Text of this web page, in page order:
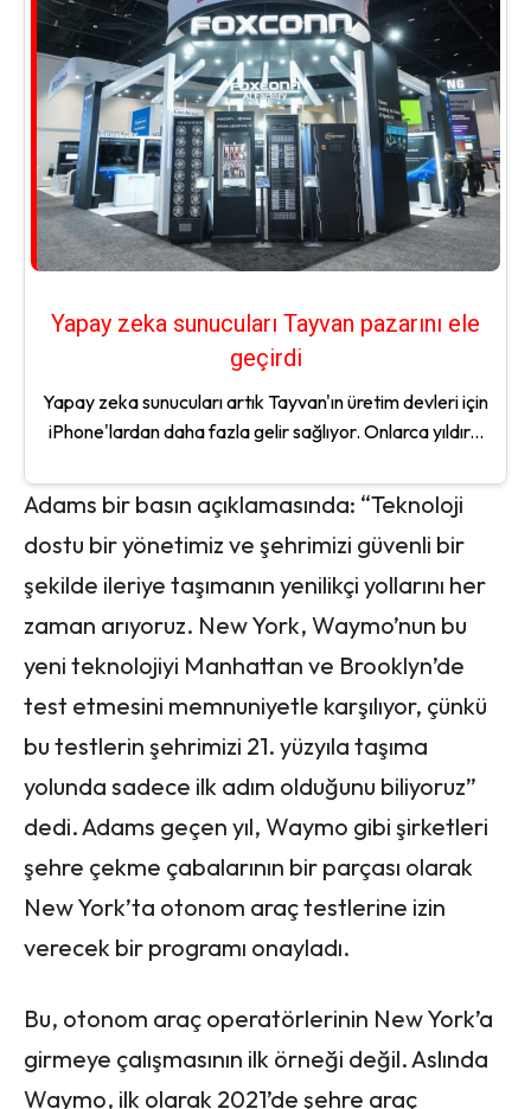
Yapay zeka sunucuları Tayvan pazarını ele
geçirdi
Yapay zeka sunucuları artık Tayvan'ın üretim devleri için
iPhone'lardan daha fazla gelir sağlıyor. Onlarca yıldır...
Adams bir basın açıklamasında: “Teknoloji
dostu bir yönetimiz ve şehrimizi güvenli bir
şekilde ileriye taşımanın yenilikçi yollarını her
zaman arıyoruz. New York, Waymo’nun bu
yeni teknolojiyi Manhattan ve Brooklyn’de
test etmesini memnuniyetle karşılıyor, çünkü
bu testlerin şehrimizi 21. yüzyıla taşıma
yolunda sadece ilk adım olduğunu biliyoruz”
dedi. Adams geçen yıl, Waymo gibi şirketleri
şehre çekme çabalarının bir parçası olarak
New York’ta otonom araç testlerine izin
verecek bir programı onayladı.
Bu, otonom araç operatörlerinin New York’a
girmeye çalışmasının ilk örneği değil. Aslında
Waymo, ilk olarak 2021’de şehre araç